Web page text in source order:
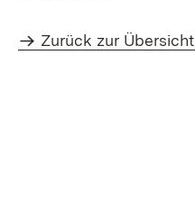
Zurück zur Übersicht